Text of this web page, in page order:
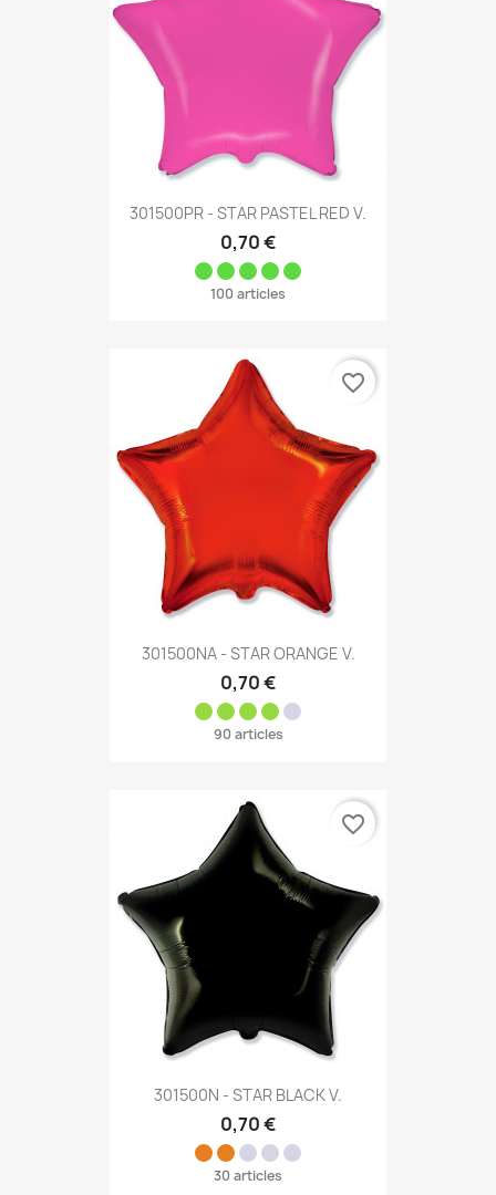
301500PR - STAR PASTEL RED V.
0,70 €
100 articles
301500NA - STAR ORANGE V.
0,70 €
90 articles
favorite_border
301500N - STAR BLACK V.
0,70 €
30 articles
favorite_border